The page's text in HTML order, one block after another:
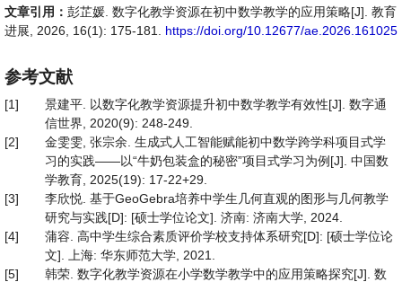
文章引用： 彭芷媛. 数字化教学资源在初中数学教学的应用策略[J]. 教育
进展, 2026, 16(1): 175-181. https://doi.org/10.12677/ae.2026.161025
参考文献
[1]
景建平. 以数字化教学资源提升初中数学教学有效性[J]. 数字通
信世界, 2020(9): 248-249.
[2]
金雯雯, 张宗余. 生成式人工智能赋能初中数学跨学科项目式学
习的实践——以“牛奶包装盒的秘密”项目式学习为例[J]. 中国数
学教育, 2025(19): 17-22+29.
[3]
李欣悦. 基于GeoGebra培养中学生几何直观的图形与几何教学
研究与实践[D]: [硕士学位论文]. 济南: 济南大学, 2024.
[4]
蒲容. 高中学生综合素质评价学校支持体系研究[D]: [硕士学位论
文]. 上海: 华东师范大学, 2021.
[5]
韩荣. 数字化教学资源在小学数学教学中的应用策略探究[J]. 数